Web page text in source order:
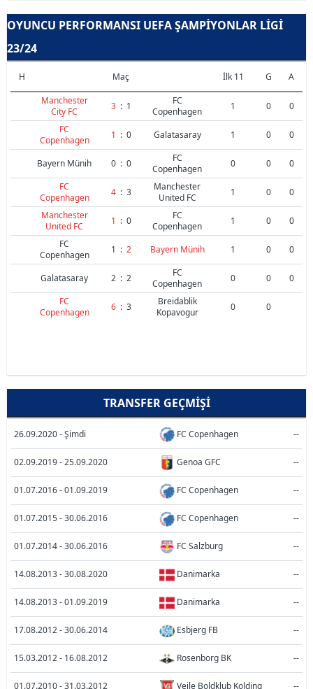
OYUNCU PERFORMANSI UEFA ŞAMPIYONLAR LIGI
23/24
H Maç İlk 11 G
A
Manchester
City FC
3 : 1
FC
Copenhagen
1 0
0
FC
Copenhagen
1 : 0 Galatasaray 1 0 0
Bayern Münih 0 : 0
FC
Copenhagen
0 0
0
FC
Copenhagen
4 : 3
Manchester
United FC
1 0
0
Manchester
United FC
1 : 0
FC
Copenhagen
1 0
0
FC
Copenhagen
1 : 2 Bayern Münih 1 0 0
Galatasaray 2 : 2
FC
Copenhagen
0 0
0
FC
Copenhagen
6 : 3
Breidablik
Kopavogur
0 0
TRANSFER GEÇMIŞI
26.09.2020 - Şimdi FC Copenhagen --
02.09.2019 - 25.09.2020 Genoa GFC --
01.07.2016 - 01.09.2019 FC Copenhagen --
01.07.2015 - 30.06.2016 FC Copenhagen --
01.07.2014 - 30.06.2016 FC Salzburg --
14.08.2013 - 30.08.2020 Danimarka --
14.08.2013 - 01.09.2019 Danimarka --
17.08.2012 - 30.06.2014 Esbjerg FB --
15.03.2012 - 16.08.2012 Rosenborg BK --
01.07.2010 - 31.03.2012 Vejle Boldklub Kolding --